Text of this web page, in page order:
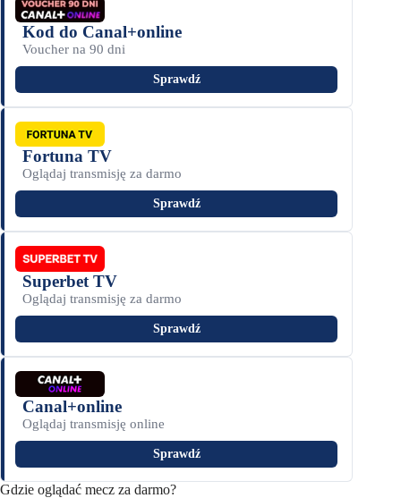
Kod do Canal+online
Voucher na 90 dni
Sprawdź
Fortuna TV
Oglądaj transmisję za darmo
Sprawdź
Superbet TV
Oglądaj transmisję za darmo
Sprawdź
Canal+online
Oglądaj transmisję online
Sprawdź
Gdzie oglądać mecz za darmo?